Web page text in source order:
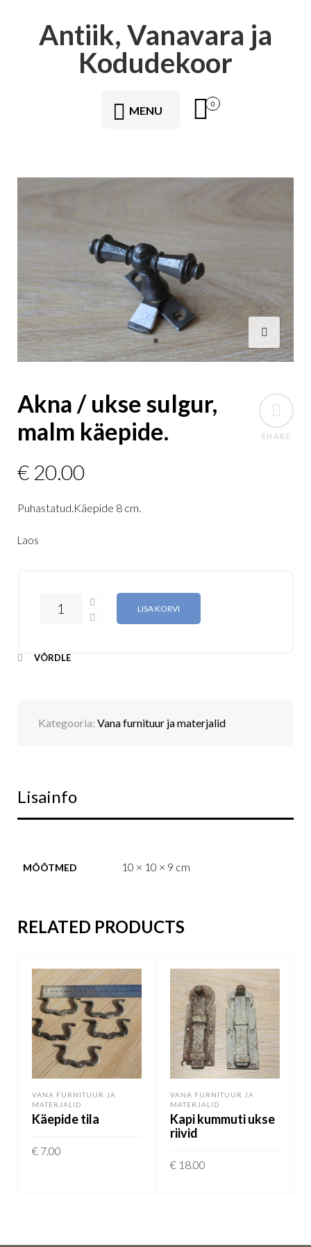
Antiik, Vanavara ja
Kodudekoor
MENU 0
SHARE
Akna / ukse sulgur,
malm käepide.
€ 20.00
Puhastatud.Käepide 8 cm.
Laos
LISA KORVI
VÕRDLE
Kategooria: Vana furnituur ja materjalid
Lisainfo
MÕÕTMED 10 × 10 × 9 cm
RELATED PRODUCTS
VANA FURNITUUR JA
MATERJALID
Käepide tila
€ 7.00
VANA FURNITUUR JA
MATERJALID
Kapi kummuti ukse
riivid
€ 18.00